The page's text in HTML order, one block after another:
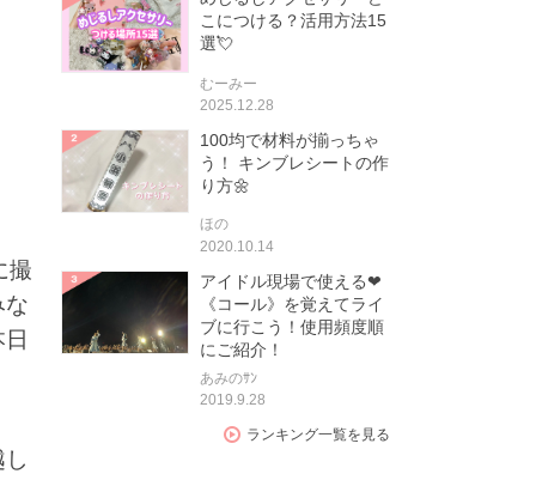
撮
な
こにつける？活用方法15
選💘
むーみー
2025.12.28
100均で材料が揃っちゃ
う！ キンブレシートの作
り方🌼
ほの
2020.10.14
アイドル現場で使える❤
《コール》を覚えてライ
ブに行こう！使用頻度順
にご紹介！
あみのｻﾝ
2019.9.28
ランキング一覧を見る